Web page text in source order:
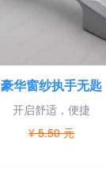
豪华窗纱执手无匙
开启舒适，便捷
¥ 5.50 元